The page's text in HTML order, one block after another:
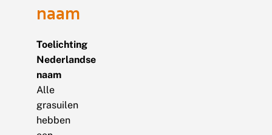
naam
Toelichting
Nederlandse
naam
Alle
grasuilen
hebben